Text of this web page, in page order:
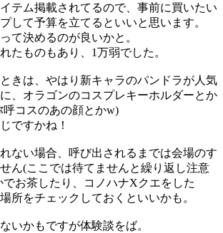
テム掲載されてるので、事前に買いたい
して予算を立てるといいと思います。
て決めるのが良いかと。
たものもあり、1万弱でした。
きは、やはり新キャラのパンドラが人気
、オラゴンのコスプレキーホルダーとか
呼コスのあの顔とかw)
ですかね！
ない場合、呼び出されるまでは会場のす
ん(ここでは待てませんと繰り返し注意
でお茶したり、コノハナXクエをした
所をチェックしておくといいかも。
いかもですが体験談をば。